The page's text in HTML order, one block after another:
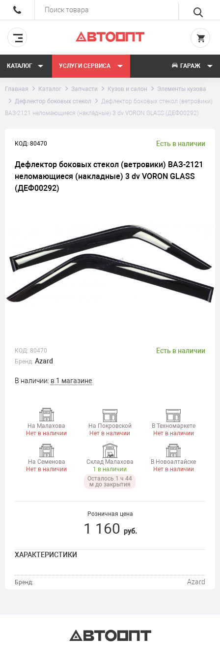
КАТАЛОГ УСЛУГИ СЕРВИСА ГАРАЖ
Главная Каталог Запчасти Кузов и салон
Элементы кузова
Дефлектор боковых стекол
Дефлектор боковых стекол (ветровики)
ВАЗ-2121 неломающиеся (накладные) 3 dv VORON GLASS (ДЕФ00292)
КОД: 80470 Есть в наличии
Дефлектор боковых стекол (ветровики) ВАЗ-2121
неломающиеся (накладные) 3 dv VORON GLASS
(ДЕФ00292)
КОД: 80470 Есть в наличии
Бренд: Azard
В наличии: в 1 магазине
На Малахова
Нет в наличии
На Покровской
Нет в наличии
В Техномаркете
Нет в наличии
На Семенова
Нет в наличии
Склад Малахова
1 в наличии
Осталось 1 ч 44
м до закрытия
В Новоалтайске
Нет в наличии
Розничная цена
1 160 руб.
ХАРАКТЕРИСТИКИ
Бренд: Azard